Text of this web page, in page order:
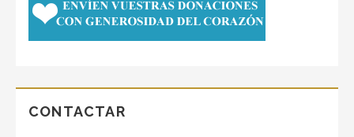
Entrada
CONTACTAR